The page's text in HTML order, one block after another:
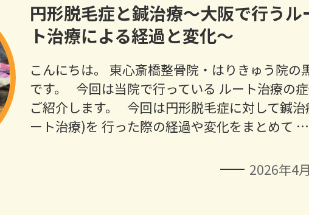
円形脱毛症と鍼治療～大阪で行うル
ト治療による経過と変化～
こんにちは。 東心斎橋整骨院・はりきゅう院の
です。 今回は当院で行っている ルート治療の
ご紹介します。 今回は円形脱毛症に対して鍼治
ート治療)を 行った際の経過や変化をまとめて …
2026年4